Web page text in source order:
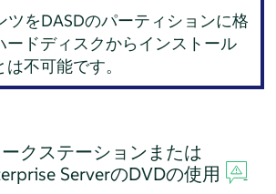
ツをDASDのパーティションに格
ードディスクからインストール
不可能です。
クステーションまたは
ServerのDVDの使用